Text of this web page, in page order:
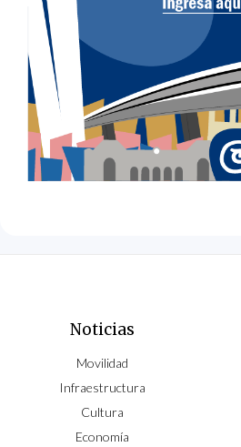
Noticias
Movilidad
Infraestructura
Cultura
Economía